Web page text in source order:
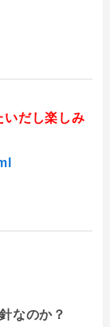
いだし楽しみ
なのか？